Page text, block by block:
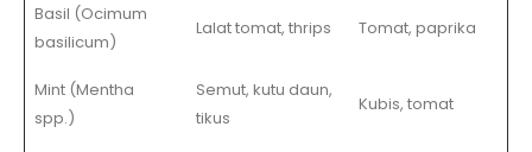
Basil (Ocimum
basilicum)
Lalat tomat, thrips Tomat, paprika
Mint (Mentha
spp.)
Semut, kutu daun,
tikus
Kubis, tomat